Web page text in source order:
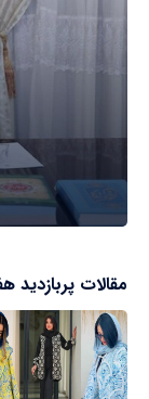
مقالات پربازدید